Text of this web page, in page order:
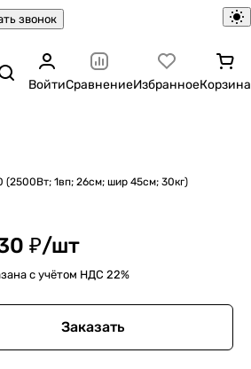
звонок
ВойтиСравнениеИзбранноеКорзина
1вп; 26см; шир 45см; 30кг)
₽/шт
с учётом НДС 22%
Заказать